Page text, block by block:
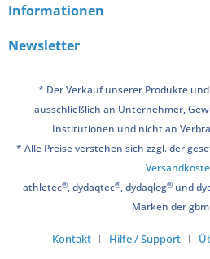
Informationen
Newsletter
* Der Verkauf unserer Produkte
ausschließlich an Unternehmer,
Institutionen und nicht an
* Alle Preise verstehen sich zzgl. der
athletec®, dydaqtec®, dydaqlog®und
Marken der
Kontakt Hilfe / Support